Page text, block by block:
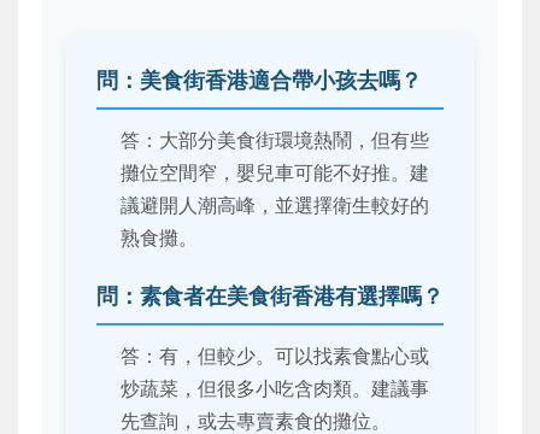
問：美食街香港適合帶小孩去嗎？
答：大部分美食街環境熱鬧，但有些
攤位空間窄，嬰兒車可能不好推。建
議避開人潮高峰，並選擇衛生較好的
熟食攤。
問：素食者在美食街香港有選擇嗎？
答：有，但較少。可以找素食點心或
炒蔬菜，但很多小吃含肉類。建議事
先查詢，或去專賣素食的攤位。